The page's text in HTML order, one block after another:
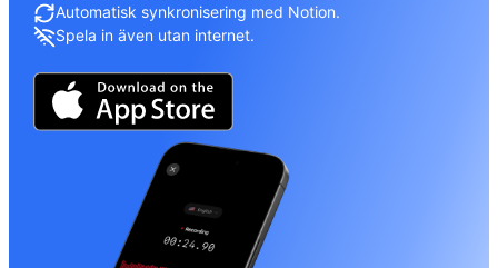
Automatisk synkronisering med Notion.
Spela in även utan internet.